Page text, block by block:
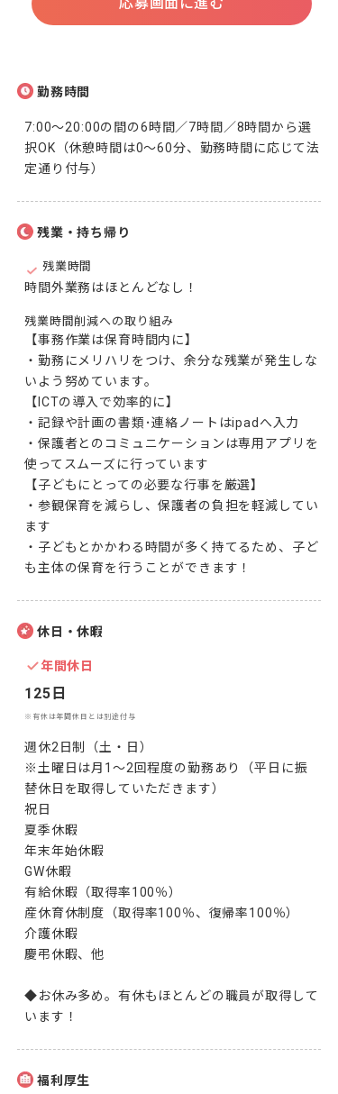
勤務時間
7:00～20:00の間の6時間／7時間／8時間から選
択OK（休憩時間は0～60分、勤務時間に応じて法
定通り付与）
残業・持ち帰り
残業時間
時間外業務はほとんどなし！
残業時間削減への取り組み
【事務作業は保育時間内に】
・勤務にメリハリをつけ、余分な残業が発生しな
いよう努めています。
【ICTの導入で効率的に】
・記録や計画の書類･連絡ノートはipadへ入力
・保護者とのコミュニケーションは専用アプリを
使ってスムーズに行っています
【子どもにとっての必要な行事を厳選】
・参観保育を減らし、保護者の負担を軽減してい
ます
・子どもとかかわる時間が多く持てるため、子ど
も主体の保育を行うことができます！
休日・休暇
年間休日
125日
※有休は年間休日とは別途付与
週休2日制（土・日）
※土曜日は月1～2回程度の勤務あり（平日に振
替休日を取得していただきます）
祝日
夏季休暇
年末年始休暇
GW休暇
有給休暇（取得率100％）
産休育休制度（取得率100％、復帰率100％）
介護休暇
慶弔休暇、他
◆お休み多め。有休もほとんどの職員が取得して
います！
福利厚生